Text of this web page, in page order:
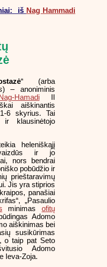
iš Nag Hammadi
“ (arba
) – anoniminis
Nag-HamadiII
aiškinantis
6 skyrius. Tai
klausinėtojo
heleniškąjį
ir jo
nors bendrai
pobūdžio ir
prieštaravimų
Jis yra stiprios
panašiai
„Pasaulio
minimas ofitų
Adomo
aiškinimas bei
susikūrimas
o taip pat Seto
Adomo
Ieva-Zoja.